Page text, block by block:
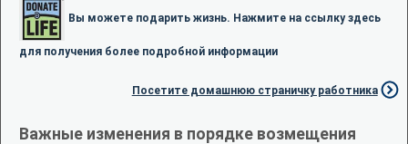
Вы можете подарить жизнь. Нажмите на ссылку здесь
для получения более подробной информации
Посетите домашнюю страничку работника
Важные изменения в порядке возмещения